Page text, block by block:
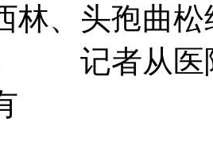
林、头孢曲
。 记者从医